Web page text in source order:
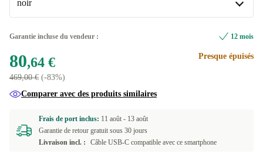
128 GB
noir
or rose +63,36 €
Disponible dans d'autres variantes
or
argent
Garantie incluse du vendeur : 12 mois
80,64 €
469,00 € (-83%)
Presque épuisés
Comparer avec des produits similaires
Frais de port inclus: 11 août - 13 août
Garantie de retour gratuit sous 30 jours
Livraison incl. :
Câble USB-C compatible avec ce smartphone